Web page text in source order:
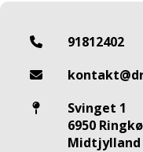
91812402
Svinget 1
6950
Midtjylland